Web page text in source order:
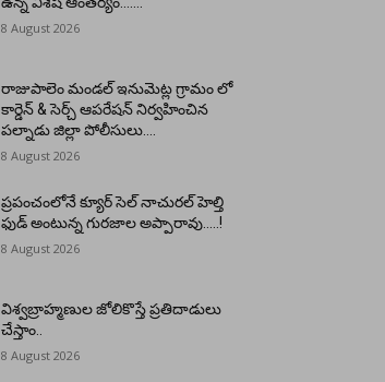
8 August 2026
రాజుపాలెం మండల్ ఇనుమెట్ల గ్రామం లో
కార్డెన్ & సెర్చ్ ఆపరేషన్ నిర్వహించిన
పల్నాడు జిల్లా పోలీసులు….
8 August 2026
ప్రపంచంలోనే క్యూర్ సెల్ నాచురల్ హెల్తి
ఫుడ్ అంటున్న గురజాల అప్పారావు…..!
8 August 2026
విశ్వబ్రాహ్మణుల జోలికొస్తే ప్రతిదాడులు
చేస్తాం..
8 August 2026